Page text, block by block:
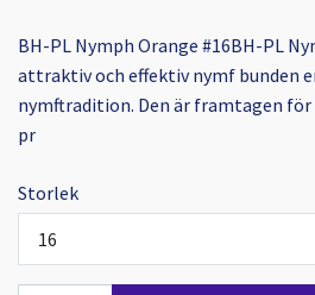
BH-PL Nymph Orange #16BH-PL
attraktiv och effektiv nymf bunden
nymftradition. Den är framtagen
pr
Storlek
16